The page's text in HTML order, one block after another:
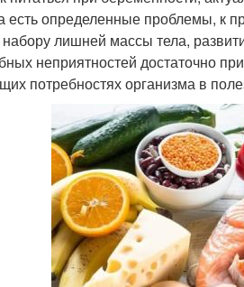
есть определенные проблемы, к
лишней массы тела,
неприятностей достаточно
потребностях организма в